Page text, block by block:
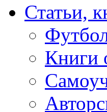
Статьи,
Книги